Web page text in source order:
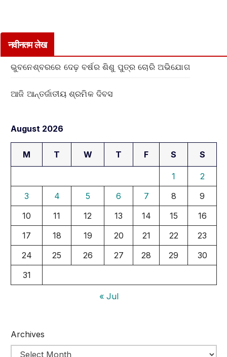
नवीनतम लेख
ଭୁବନେଶ୍ବରରେ ଦେଢ଼ ବର୍ଷର ଶିଶୁ ପୁତ୍ର ଚୋରି ଅଭିଯୋଗ
ଆଜି ଆନ୍ତର୍ଜାତୀୟ ଶ୍ରମିକ ଦିବସ
August 2026
M T W T F S S
1
2
3
4 5 6 7 8
9
10
11 12 13 14 15
16
17
18 19 20 21 22
23
24
25 26 27 28 29
30
31
« Jul
Archives